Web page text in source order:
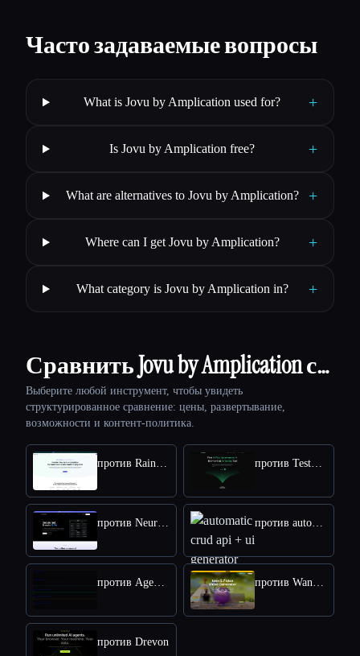
Часто задаваемые вопросы
What is Jovu by Amplication used for? +
Is Jovu by Amplication free? +
What are alternatives to Jovu by Amplication? +
Where can I get Jovu by Amplication? +
What category is Jovu by Amplication in? +
Сравнить Jovu by Amplication с…
Выберите любой инструмент, чтобы увидеть
структурированное сравнение: цены, развертывание,
возможности и контент-политика.
против Rainforest QA против TestSprite
против NeuralTrust против automatic crud api + ui generator
против AgentStamp против Wan2.7 AI
против Drevon